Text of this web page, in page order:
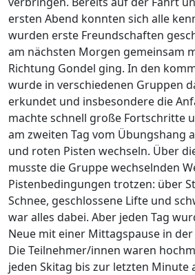
ersten Abend konnten sich alle
wurden erste Freundschaften
am nächsten Morgen gemeinsam
Richtung Gondel ging. In den
wurde in verschiedenen Gruppen
erkundet und insbesondere die
machte schnell große Fortschritte
am zweiten Tag vom Übungshang
und roten Pisten wechseln. Über
musste die Gruppe wechselnden
Pistenbedingungen trotzen: über
Schnee, geschlossene Lifte und
war alles dabei. Aber jeden Tag
Neue mit einer Mittagspause in
Die Teilnehmer/innen waren
jeden Skitag bis zur letzten Minute